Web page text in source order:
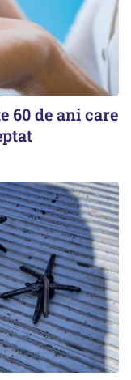
60 de ani care